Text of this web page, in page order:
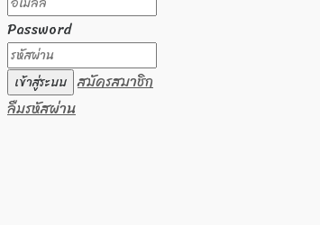
Password
เข้าสู่ระบบ สมัครสมาชิก
ลืมรหัสผ่าน